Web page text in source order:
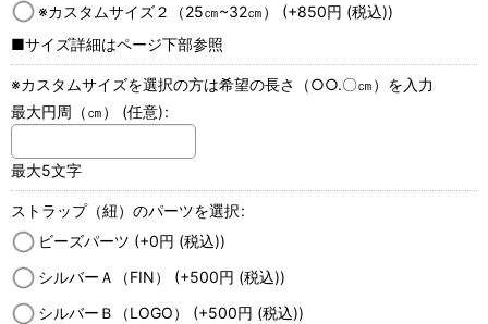
※カスタムサイズ２（25㎝~32㎝） (+850円 (税込))
■サイズ詳細はページ下部参照
※カスタムサイズを選択の方は希望の長さ（○○.〇㎝）を入力
最大円周（㎝） (任意):
最大5文字
ストラップ（紐）のパーツを選択:
ビーズパーツ (+0円 (税込))
シルバーＡ（FIN） (+500円 (税込))
シルバーＢ（LOGO） (+500円 (税込))